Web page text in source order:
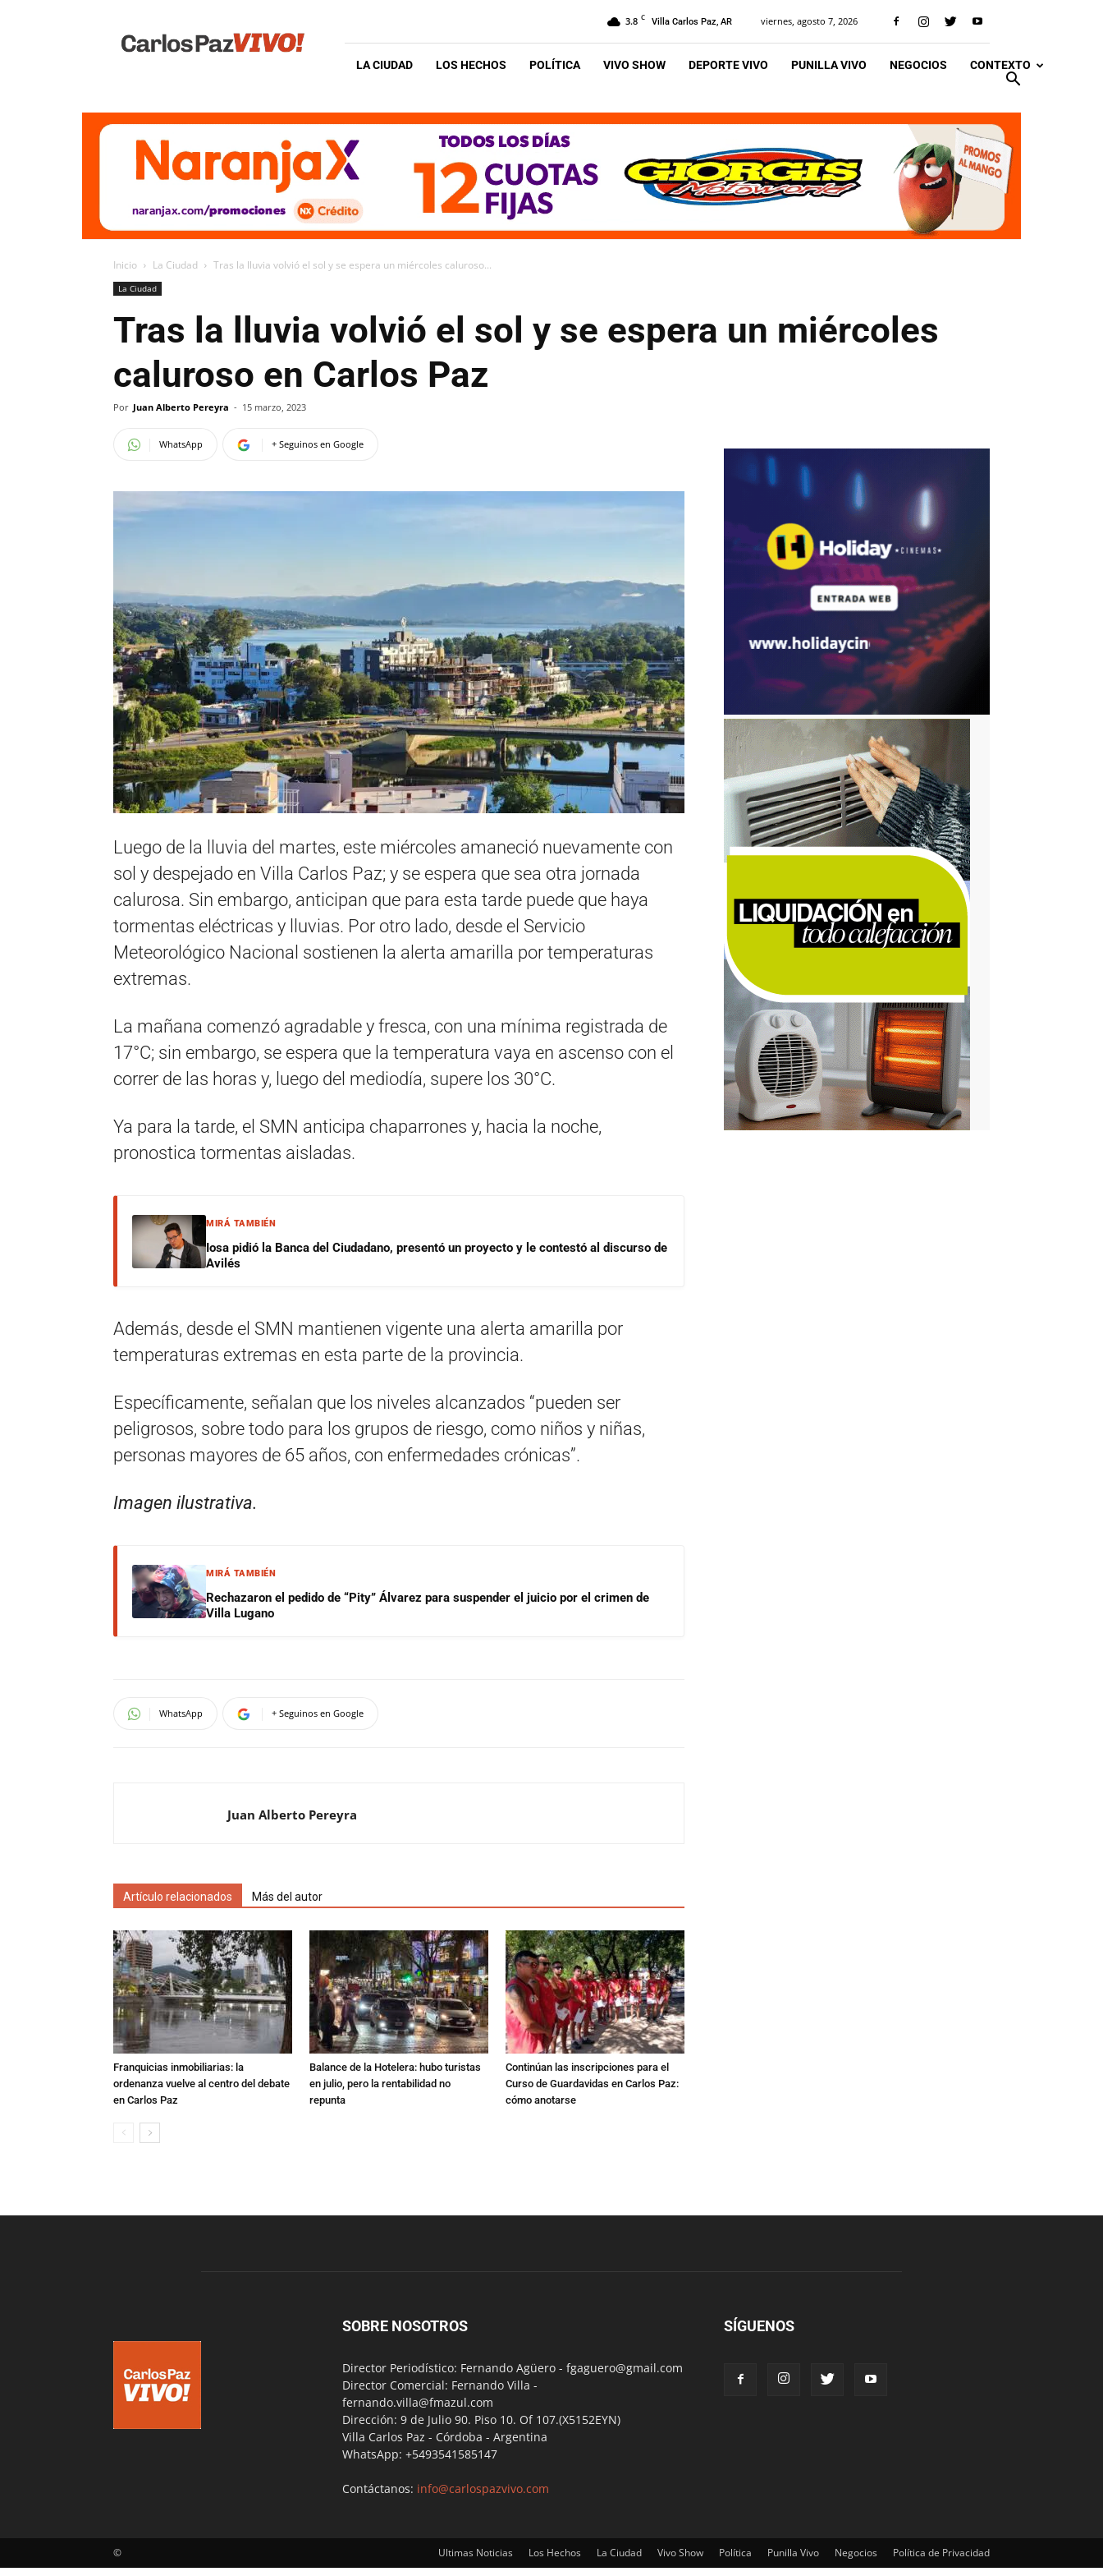
Vivo
3.8 C Villa Carlos Paz, AR viernes, agosto 7, 2026
LA CIUDAD LOS HECHOS POLÍTICA VIVO SHOW DEPORTE VIVO PUNILLA VIVO NEGOCIOS CONTEXTO
Inicio La Ciudad Tras la lluvia volvió el sol y se espera un miércoles caluroso...
La Ciudad
Tras la lluvia volvió el sol y se espera un miércoles
caluroso en Carlos Paz
Por Juan Alberto Pereyra - 15 marzo, 2023
WhatsApp + Seguinos en Google
Luego de la lluvia del martes, este miércoles amaneció nuevamente con
sol y despejado en Villa Carlos Paz; y se espera que sea otra jornada
calurosa. Sin embargo, anticipan que para esta tarde puede que haya
tormentas eléctricas y lluvias. Por otro lado, desde el Servicio
Meteorológico Nacional sostienen la alerta amarilla por temperaturas
extremas.
La mañana comenzó agradable y fresca, con una mínima registrada de
17°C; sin embargo, se espera que la temperatura vaya en ascenso con el
correr de las horas y, luego del mediodía, supere los 30°C.
Ya para la tarde, el SMN anticipa chaparrones y, hacia la noche,
pronostica tormentas aisladas.
MIRÁ TAMBIÉN
Iosa pidió la Banca del Ciudadano, presentó un proyecto y le contestó al discurso de
Avilés
Además, desde el SMN mantienen vigente una alerta amarilla por
temperaturas extremas en esta parte de la provincia.
Específicamente, señalan que los niveles alcanzados “pueden ser
peligrosos, sobre todo para los grupos de riesgo, como niños y niñas,
personas mayores de 65 años, con enfermedades crónicas”.
Imagen ilustrativa.
MIRÁ TAMBIÉN
Rechazaron el pedido de “Pity” Álvarez para suspender el juicio por el crimen de
Villa Lugano
WhatsApp + Seguinos en Google
Juan Alberto Pereyra
Artículo relacionados Más del autor
Franquicias inmobiliarias: la
ordenanza vuelve al centro del debate
en Carlos Paz
Balance de la Hotelera: hubo turistas
en julio, pero la rentabilidad no
repunta
Continúan las inscripciones para el
Curso de Guardavidas en Carlos Paz:
cómo anotarse
SOBRE NOSOTROS
Director Periodístico: Fernando Agüero - fgaguero@gmail.com
Director Comercial: Fernando Villa -
fernando.villa@fmazul.com
Dirección: 9 de Julio 90. Piso 10. Of 107.(X5152EYN)
Villa Carlos Paz - Córdoba - Argentina
WhatsApp: +5493541585147
Contáctanos: info@carlospazvivo.com
SÍGUENOS
Ultimas Noticias Los Hechos La Ciudad Vivo Show Política Punilla Vivo Negocios Política de Privacidad
©